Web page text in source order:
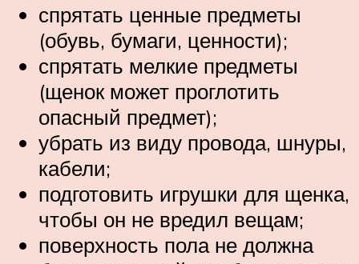
спрятать ценные предметы
(обувь, бумаги, ценности);
спрятать мелкие предметы
(щенок может проглотить
опасный предмет);
убрать из виду провода, шнуры,
кабели;
подготовить игрушки для щенка,
чтобы он не вредил вещам;
поверхность пола не должна